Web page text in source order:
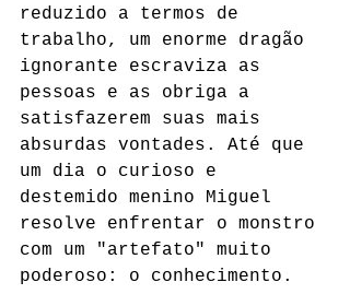
reduzido a termos de
trabalho, um enorme dragão
ignorante escraviza as
pessoas e as obriga a
satisfazerem suas mais
absurdas vontades. Até que
um dia o curioso e
destemido menino Miguel
resolve enfrentar o monstro
com um "artefato" muito
poderoso: o conhecimento.